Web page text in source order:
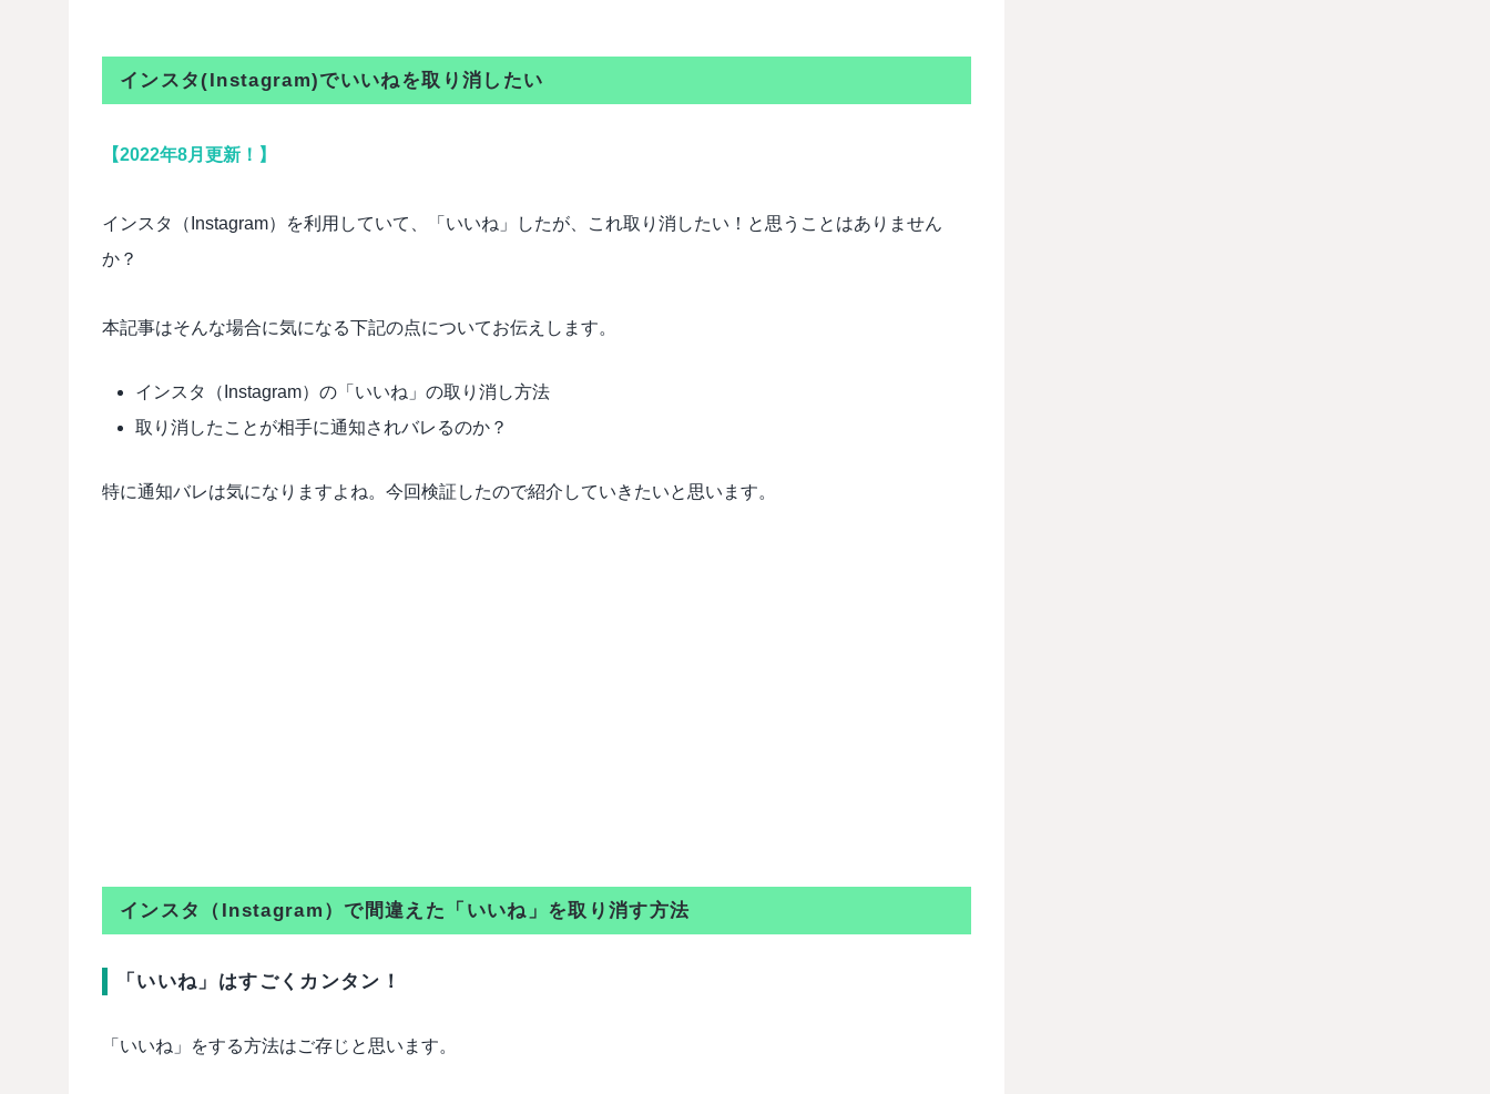
インスタ(Instagram)でいいねを取り消したい
【2022年8月更新！】
インスタ（Instagram）を利用していて、「いいね」したが、これ取り消したい！と思うことはありません
か？
本記事はそんな場合に気になる下記の点についてお伝えします。
インスタ（Instagram）の「いいね」の取り消し方法
取り消したことが相手に通知されバレるのか？
特に通知バレは気になりますよね。今回検証したので紹介していきたいと思います。
インスタ（Instagram）で間違えた「いいね」を取り消す方法
「いいね」はすごくカンタン！
「いいね」をする方法はご存じと思います。